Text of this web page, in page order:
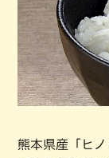
熊本県産「ヒ